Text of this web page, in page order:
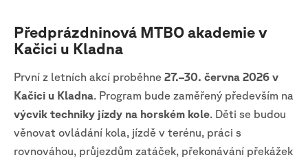
Předprázdninová MTBO akademie v
Kačici u Kladna
První z letních akcí proběhne 27.–30. června 2026 v
Kačici u Kladna. Program bude zaměřený především na
výcvik techniky jízdy na horském kole. Děti se budou
věnovat ovládání kola, jízdě v terénu, práci s
rovnováhou, průjezdům zatáček, překonávání překážek